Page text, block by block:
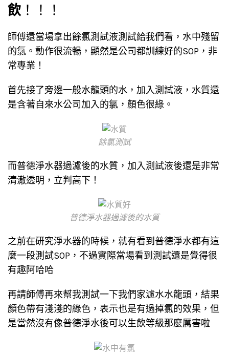
飲 ！！！
師傅還當場拿出餘氯測試液測試給我們看，水中殘留
的氯。動作很流暢，顯然是公司都訓練好的SOP，非
常專業！
首先接了旁邊一般水龍頭的水，加入測試液，水質還
是含著自來水公司加入的氯，顏色很綠。
餘氯測試
而普德淨水器過濾後的水質，加入測試液後還是非常
清澈透明，立判高下！
普德淨水器過濾後的水質
之前在研究淨水器的時候，就有看到普德淨水都有這
麼一段測試SOP，不過實際當場看到測試還是覺得很
有趣阿哈哈
再請師傅再來幫我測試一下我們家濾水水龍頭，結果
顏色帶有淺淺的綠色，表示也是有過掉氯的效果，但
是當然沒有像普德淨水後可以生飲等級那麼厲害啦